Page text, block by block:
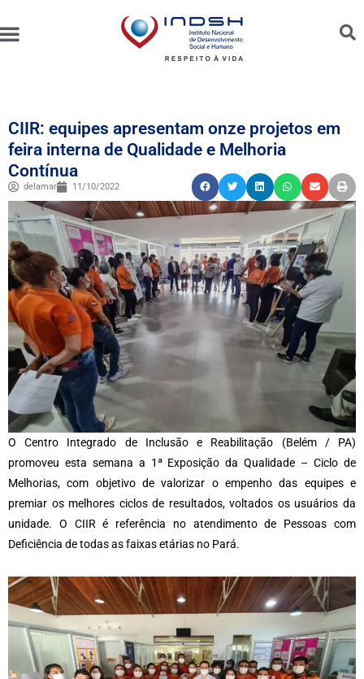
CIIR: equipes apresentam onze projetos em
feira interna de Qualidade e Melhoria
Contínua
delamar 11/10/2022
O Centro Integrado de Inclusão e Reabilitação (Belém / PA)
promoveu esta semana a 1ª Exposição da Qualidade – Ciclo de
Melhorias, com objetivo de valorizar o empenho das equipes e
premiar os melhores ciclos de resultados, voltados os usuários da
unidade. O CIIR é referência no atendimento de Pessoas com
Deficiência de todas as faixas etárias no Pará.